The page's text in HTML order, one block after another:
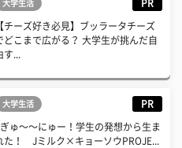
大学生活 PR
【チーズ好き必見】ブッラータチーズ
どこまで広がる？ 大学生が挑んだ自
す...
大学生活 PR
ゅ〜〜にゅー！学生の発想から生ま
た！ Jミルク×キョーソウPROJE...